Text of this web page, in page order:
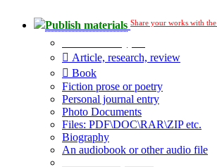
Publish materials Share your works with
Article, research, review
Book
Fiction prose or poetry
Personal journal entry
Photo Documents
Files: PDF\DOC\RAR\ZIP etc.
Biography
An audiobook or other audio file